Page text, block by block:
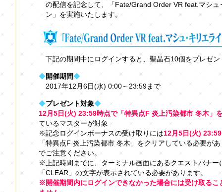
の配信を記念して、「Fate/Grand Order VR feat.マシ
ン」を実施いたします。
下記の期間中にログインすると、聖晶石10個をプレゼン
◆開催期間◆
2017年12月6日(水) 0:00～23:59まで
◆プレゼント対象◆
12月5日(火) 23:59時点で「特異点F 炎上汚染都市 冬木」
ているマスターが対象
※記念ログインボーナスの受け取りには12月5日(火)
「特異点F 炎上汚染都市 冬木」をクリアしている必要が
でご注意ください。
※上記時間までに、ターミナル画面にあるクエストバナー
「CLEAR」の文字が表示されている必要があります。
※開催期間内にログインできなかった場合には受け取るこ